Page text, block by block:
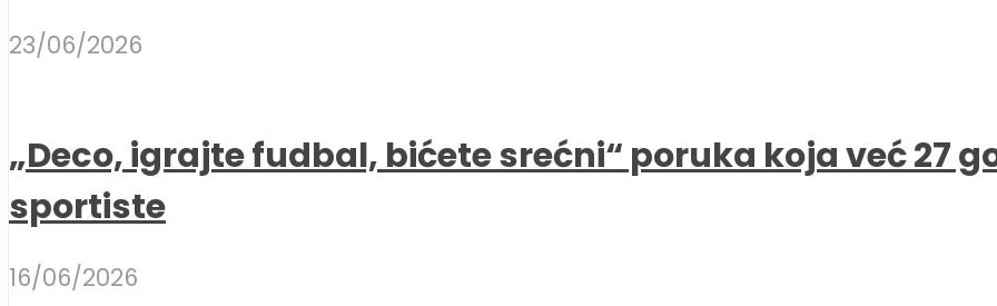
23/06/2026
„Deco, igrajte fudbal, bićete srećni“ poruka koja već 27
sportiste
16/06/2026